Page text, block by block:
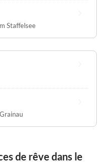
Staffelsee
Grainau
de rêve dans le